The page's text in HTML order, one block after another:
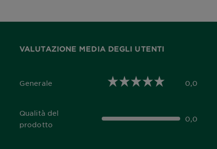
VALUTAZIONE MEDIA DEGLI UTENTI
Generale
0,0 out of 5 stars 0,0
Qualità del
prodotto
0,0 out of 5 stars 0,0